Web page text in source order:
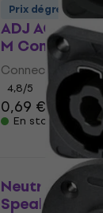
ADJ AC-C-
M
Connecteur
4,8/5
0,69 €
En stock
Prix dégressifs
Neutrik
Speakon